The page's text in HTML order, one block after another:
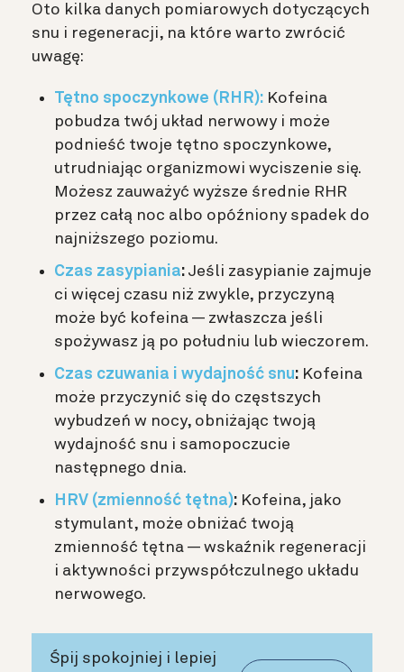
Oto kilka danych pomiarowych dotyczących
snu i regeneracji, na które warto zwrócić
uwagę:
Tętno spoczynkowe (RHR): Kofeina
pobudza twój układ nerwowy i może
podnieść twoje tętno spoczynkowe,
utrudniając organizmowi wyciszenie się.
Możesz zauważyć wyższe średnie RHR
przez całą noc albo opóźniony spadek do
najniższego poziomu.
Czas zasypiania: Jeśli zasypianie zajmuje
ci więcej czasu niż zwykle, przyczyną
może być kofeina — zwłaszcza jeśli
spożywasz ją po południu lub wieczorem.
Czas czuwania i wydajność snu: Kofeina
może przyczynić się do częstszych
wybudzeń w nocy, obniżając twoją
wydajność snu i samopoczucie
następnego dnia.
HRV (zmienność tętna): Kofeina, jako
stymulant, może obniżać twoją
zmienność tętna — wskaźnik regeneracji
i aktywności przywspółczulnego układu
nerwowego.
Śpij spokojniej i lepiej